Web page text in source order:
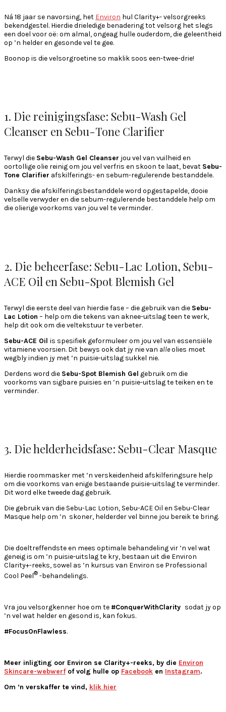
Ná 18 jaar se navorsing, het Environ hul Clarity+- velsorgreeks
bekendgestel. Hierdie drieledige benadering tot velsorg het slegs
een doel voor oë: om almal, ongeag hulle ouderdom, die geleentheid
op ’n helder en gesonde vel te gee.
Boonop is die velsorgroetine so maklik soos een-twee-drie!
1. Die reinigingsfase: Sebu-Wash Gel
Cleanser en Sebu-Tone Clarifier
Terwyl die Sebu-Wash Gel Cleanser jou vel van vuilheid en
oortollige olie reinig om jou vel verfris en skoon te laat, bevat Sebu-
Tone Clarifier afskilferings- en sebum-regulerende bestanddele.
Danksy die afskilferingsbestanddele word opgestapelde, dooie
velselle verwyder en die sebum-regulerende bestanddele help om
die olierige voorkoms van jou vel te verminder.
2. Die beheerfase: Sebu-Lac Lotion, Sebu-
ACE Oil en Sebu-Spot Blemish Gel
Terwyl die eerste deel van hierdie fase – die gebruik van die Sebu-
Lac Lotion – help om die tekens van aknee-uitslag teen te werk,
help dit ook om die veltekstuur te verbeter.
Sebu-ACE Oil is spesifiek geformuleer om jou vel van essensiële
vitamiene voorsien. Dit bewys ook dat jy nie van alleolies moet
wegbly indien jy met ’n puisie-uitslag sukkel nie.
Derdens word die Sebu-Spot Blemish Gel gebruik om die
voorkoms van sigbare puisies en ’n puisie-uitslag te teiken en te
verminder.
3. Die helderheidsfase: Sebu-Clear Masque
Hierdie roommasker met ’n verskeidenheid afskilferingsure help
om die voorkoms van enige bestaande puisie-uitslag te verminder.
Dit word elke tweede dag gebruik.
Die gebruik van die Sebu-Lac Lotion, Sebu-ACE Oil en Sebu-Clear
Masque help om ’n skoner, helderder vel binne jou bereik te bring.
Die doeltreffendste en mees optimale behandeling vir ’n vel wat
geneig is om ’n puisie-uitslag te kry, bestaan uit die Environ
Clarity+-reeks, sowel as ’n kursus van Environ se Professional
Cool Peel® -behandelings.
Vra jou velsorgkenner hoe om te#ConquerWithClarity sodat jy op
’n vel wat helder en gesond is, kan fokus.
#FocusOnFlawless.
Meer inligting oor Environ se Clarity+-reeks, by die Environ
Skincare-webwerfof volg hulle op Facebook en Instagram.
Om ’n verskaffer te vind, klik hier